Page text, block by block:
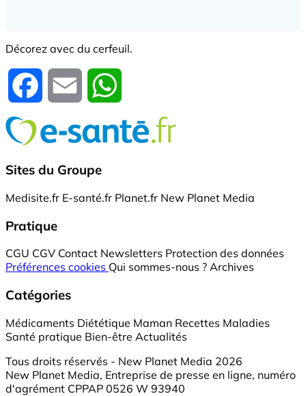
Décorez avec du cerfeuil.
Facebook Email
Sites du Groupe
Medisite.fr E-santé.fr Planet.fr New Planet Media
Pratique
CGU CGV Contact Newsletters Protection des données
Préférences cookies Qui sommes-nous ? Archives
Catégories
Médicaments Diététique Maman Recettes Maladies
Santé pratique Bien-être Actualités
Tous droits réservés - New Planet Media 2026
New Planet Media, Entreprise de presse en ligne, numéro
d'agrément CPPAP 0526 W 93940